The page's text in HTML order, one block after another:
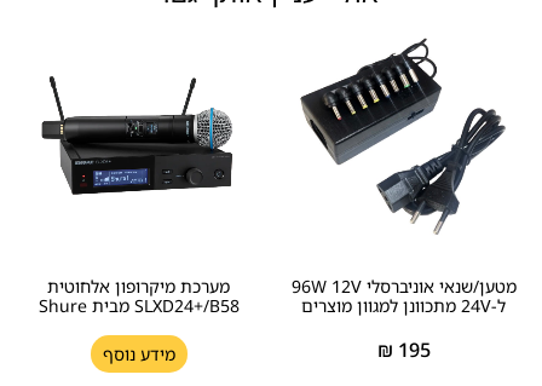
מטען/שנאי אוניברסלי 96W 12V
ל-24V מתכוונן למגוון מוצרים
195
₪
מערכת מיקרופון אלחוטית
SLXD24+/B58 מבית Shure
מידע נוסף